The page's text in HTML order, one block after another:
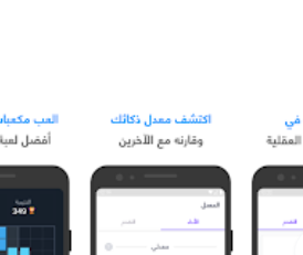
giochi educativi che coprono cinque